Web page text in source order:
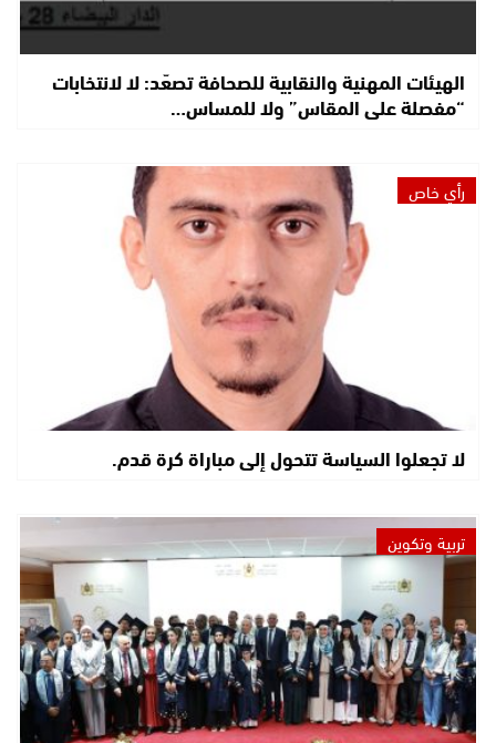
الهيئات المهنية والنقابية للصحافة تصعّد: لا لانتخابات
“مفصلة على المقاس” ولا للمساس…
رأي خاص
لا تجعلوا السياسة تتحول إلى مباراة كرة قدم.
تربية وتكوين